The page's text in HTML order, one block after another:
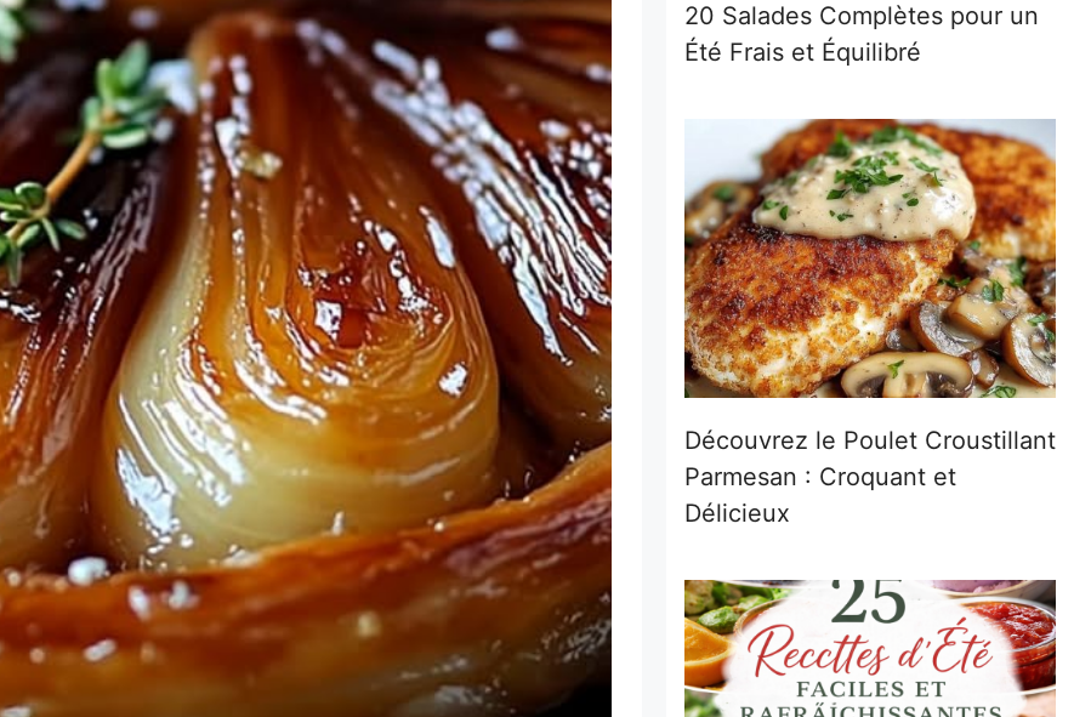
20 Salades Complètes pour un
Été Frais et Équilibré
Découvrez le Poulet Croustillant
Parmesan : Croquant et
Délicieux